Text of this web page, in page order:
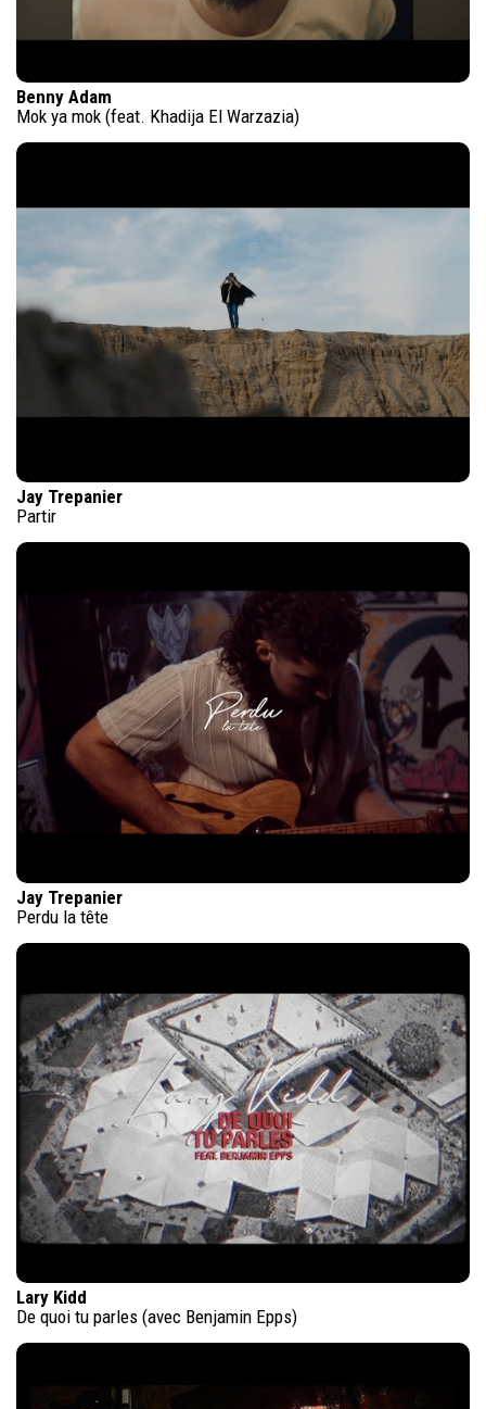
Benny Adam
Mok ya mok (feat. Khadija El Warzazia)
Jay Trepanier
Partir
Jay Trepanier
Perdu la tête
Lary Kidd
De quoi tu parles (avec Benjamin Epps)